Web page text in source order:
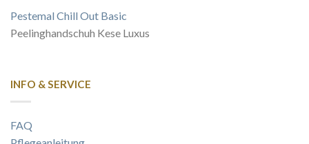
Pestemal Chill Out Basic
Peelinghandschuh Kese Luxus
INFO & SERVICE
FAQ